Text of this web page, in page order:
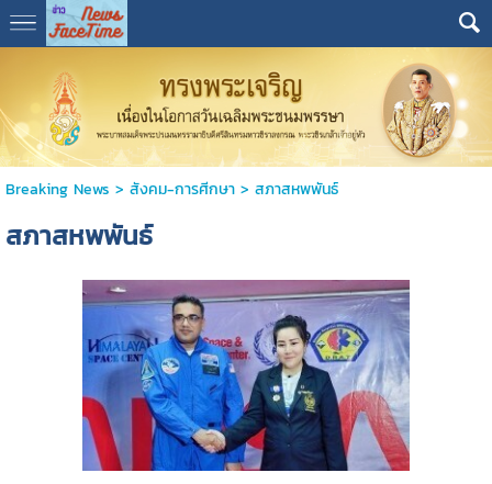
Breaking News > สังคม-การศีกษา> สภาสหพพันธ์
สภาสหพพันธ์